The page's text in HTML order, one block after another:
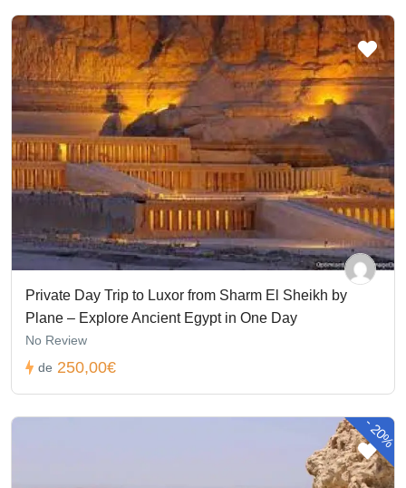
Private Day Trip to Luxor from Sharm El Sheikh by
Plane – Explore Ancient Egypt in One Day
No Review
de 250,00€
-
20%